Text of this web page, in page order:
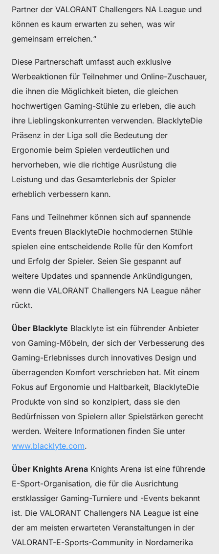
Partner der VALORANT Challengers NA League und
können es kaum erwarten zu sehen, was wir
gemeinsam erreichen.“
Diese Partnerschaft umfasst auch exklusive
Werbeaktionen für Teilnehmer und Online-Zuschauer,
die ihnen die Möglichkeit bieten, die gleichen
hochwertigen Gaming-Stühle zu erleben, die auch
ihre Lieblingskonkurrenten verwenden. BlacklyteDie
Präsenz in der Liga soll die Bedeutung der
Ergonomie beim Spielen verdeutlichen und
hervorheben, wie die richtige Ausrüstung die
Leistung und das Gesamterlebnis der Spieler
erheblich verbessern kann.
Fans und Teilnehmer können sich auf spannende
Events freuen BlacklyteDie hochmodernen Stühle
spielen eine entscheidende Rolle für den Komfort
und Erfolg der Spieler. Seien Sie gespannt auf
weitere Updates und spannende Ankündigungen,
wenn die VALORANT Challengers NA League näher
rückt.
Über Blacklyte Blacklyte ist ein führender Anbieter
von Gaming-Möbeln, der sich der Verbesserung des
Gaming-Erlebnisses durch innovatives Design und
überragenden Komfort verschrieben hat. Mit einem
Fokus auf Ergonomie und Haltbarkeit, BlacklyteDie
Produkte von sind so konzipiert, dass sie den
Bedürfnissen von Spielern aller Spielstärken gerecht
werden. Weitere Informationen finden Sie unter
www.blacklyte.com.
Über Knights Arena Knights Arena ist eine führende
E-Sport-Organisation, die für die Ausrichtung
erstklassiger Gaming-Turniere und -Events bekannt
ist. Die VALORANT Challengers NA League ist eine
der am meisten erwarteten Veranstaltungen in der
VALORANT-E-Sports-Community in Nordamerika